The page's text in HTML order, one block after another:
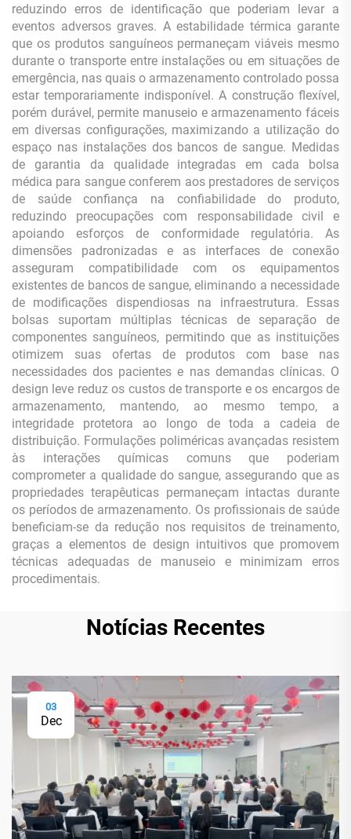
reduzindo erros de identificação que poderiam levar a
eventos adversos graves. A estabilidade térmica garante
que os produtos sanguíneos permaneçam viáveis mesmo
durante o transporte entre instalações ou em situações de
emergência, nas quais o armazenamento controlado possa
estar temporariamente indisponível. A construção flexível,
porém durável, permite manuseio e armazenamento fáceis
em diversas configurações, maximizando a utilização do
espaço nas instalações dos bancos de sangue. Medidas
de garantia da qualidade integradas em cada bolsa
médica para sangue conferem aos prestadores de serviços
de saúde confiança na confiabilidade do produto,
reduzindo preocupações com responsabilidade civil e
apoiando esforços de conformidade regulatória. As
dimensões padronizadas e as interfaces de conexão
asseguram compatibilidade com os equipamentos
existentes de bancos de sangue, eliminando a necessidade
de modificações dispendiosas na infraestrutura. Essas
bolsas suportam múltiplas técnicas de separação de
componentes sanguíneos, permitindo que as instituições
otimizem suas ofertas de produtos com base nas
necessidades dos pacientes e nas demandas clínicas. O
design leve reduz os custos de transporte e os encargos de
armazenamento, mantendo, ao mesmo tempo, a
integridade protetora ao longo de toda a cadeia de
distribuição. Formulações poliméricas avançadas resistem
às interações químicas comuns que poderiam
comprometer a qualidade do sangue, assegurando que as
propriedades terapêuticas permaneçam intactas durante
os períodos de armazenamento. Os profissionais de saúde
beneficiam-se da redução nos requisitos de treinamento,
graças a elementos de design intuitivos que promovem
técnicas adequadas de manuseio e minimizam erros
procedimentais.
Notícias Recentes
03
Dec